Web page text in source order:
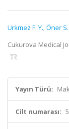
Urkmez F. Y.,Öner S.
Cukurova Medical
Yayın Türü:
Cilt numarası: